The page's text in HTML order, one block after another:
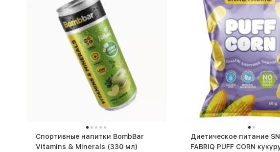
Спортивные напитки BombBar
Vitamins & Minerals (330 мл)
Диетическое питание
FABRIQ PUFF CORN